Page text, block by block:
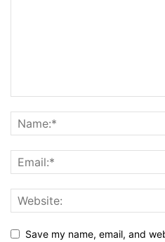
Save my name, email, and